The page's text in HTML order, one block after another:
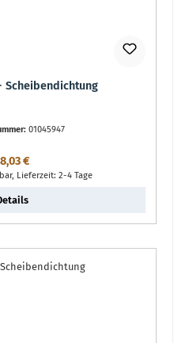
Scheibendichtung
01045947
Preis:
€
Lieferzeit: 2-4 Tage